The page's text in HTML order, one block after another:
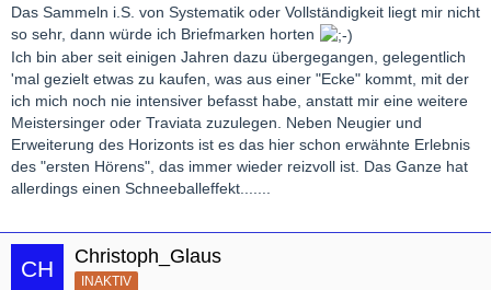
Das Sammeln i.S. von Systematik oder Vollständigkeit liegt mir nicht
so sehr, dann würde ich Briefmarken horten
Ich bin aber seit einigen Jahren dazu übergegangen, gelegentlich
'mal gezielt etwas zu kaufen, was aus einer "Ecke" kommt, mit der
ich mich noch nie intensiver befasst habe, anstatt mir eine weitere
Meistersinger oder Traviata zuzulegen. Neben Neugier und
Erweiterung des Horizonts ist es das hier schon erwähnte Erlebnis
des "ersten Hörens", das immer wieder reizvoll ist. Das Ganze hat
allerdings einen Schneeballeffekt.......
Christoph_Glaus
INAKTIV